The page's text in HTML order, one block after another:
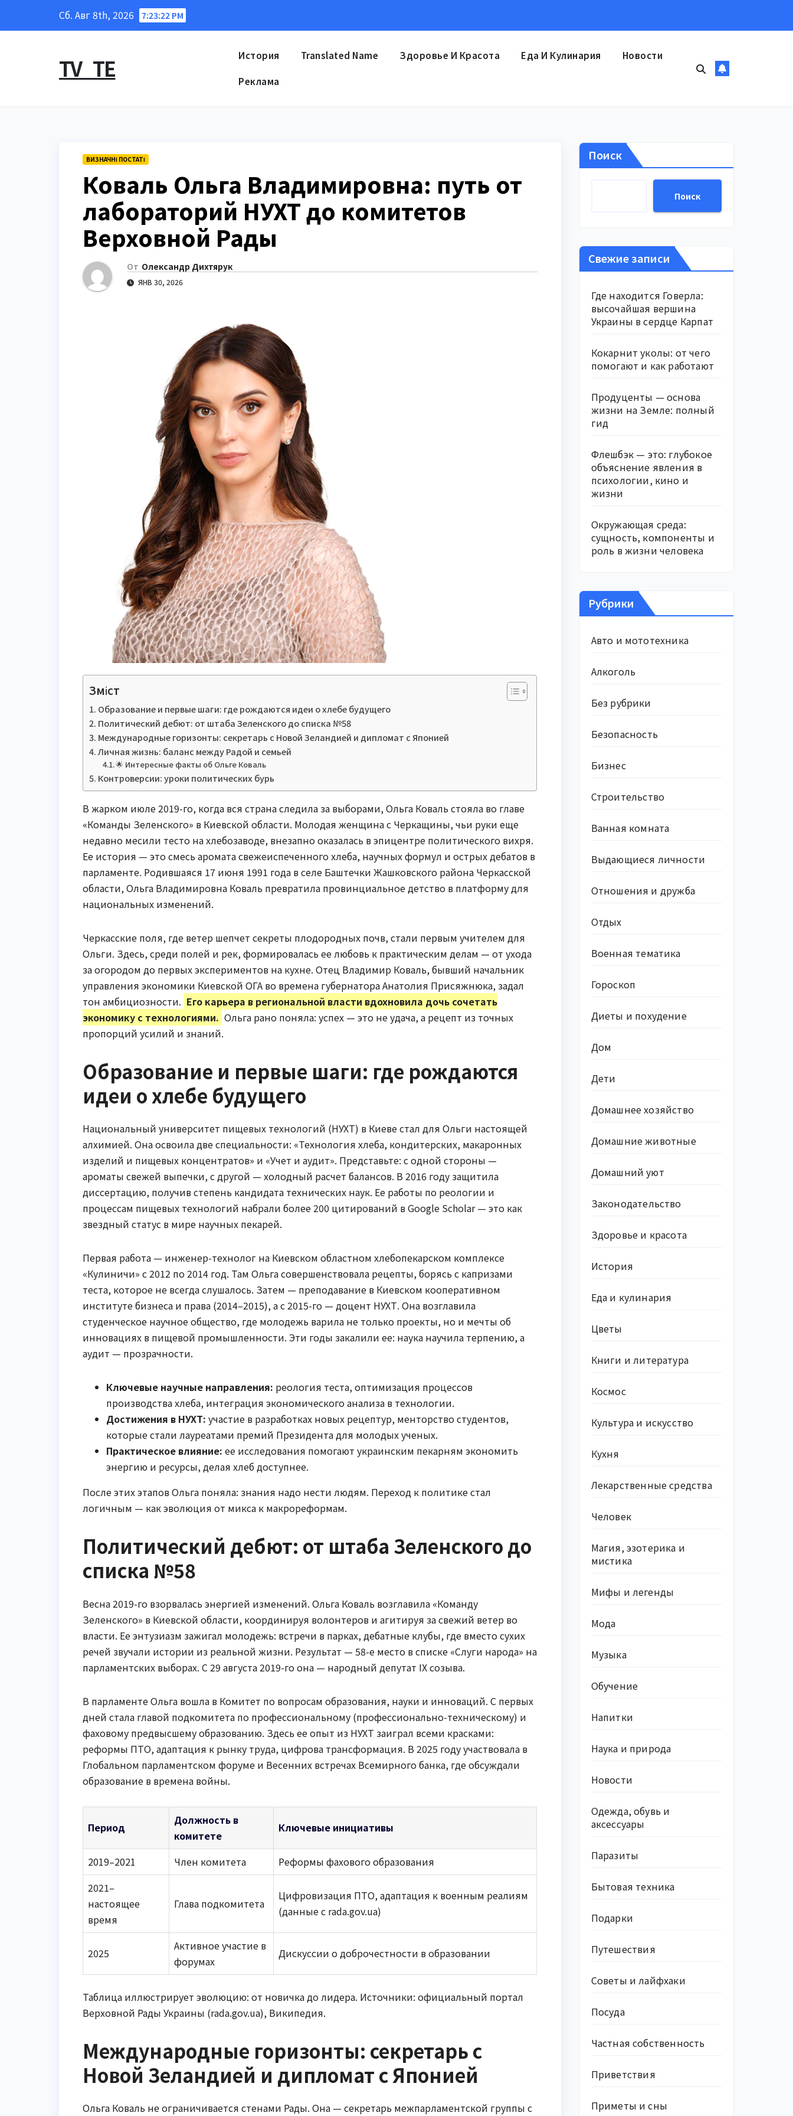
Сб. Авг 8th, 2026 7:23:23 PM
TV_TE История Translated Name Здоровье И Красота Еда И Кулинария Новости
Реклама
ВИЗНАЧНІ ПОСТАТІ
Коваль Ольга Владимировна: путь от
лабораторий НУХТ до комитетов
Верховной Рады
От Олександр Дихтярук
ЯНВ 30, 2026
Зміст
Образование и первые шаги: где рождаются идеи о хлебе будущего
Политический дебют: от штаба Зеленского до списка №58
Международные горизонты: секретарь с Новой Зеландией и дипломат с Японией
Личная жизнь: баланс между Радой и семьей
🌟 Интересные факты об Ольге Коваль
Контроверсии: уроки политических бурь
В жарком июле 2019-го, когда вся страна следила за выборами, Ольга Коваль стояла во главе
«Команды Зеленского» в Киевской области. Молодая женщина с Черкащины, чьи руки еще
недавно месили тесто на хлебозаводе, внезапно оказалась в эпицентре политического вихря.
Ее история — это смесь аромата свежеиспеченного хлеба, научных формул и острых дебатов в
парламенте. Родившаяся 17 июня 1991 года в селе Баштечки Жашковского района Черкасской
области, Ольга Владимировна Коваль превратила провинциальное детство в платформу для
национальных изменений.
Черкасские поля, где ветер шепчет секреты плодородных почв, стали первым учителем для
Ольги. Здесь, среди полей и рек, формировалась ее любовь к практическим делам — от ухода
за огородом до первых экспериментов на кухне. Отец Владимир Коваль, бывший начальник
управления экономики Киевской ОГА во времена губернатора Анатолия Присяжнюка, задал
тон амбициозности. Его карьера в региональной власти вдохновила дочь сочетать
экономику с технологиями. Ольга рано поняла: успех — это не удача, а рецепт из точных
пропорций усилий и знаний.
Образование и первые шаги: где рождаются
идеи о хлебе будущего
Национальный университет пищевых технологий (НУХТ) в Киеве стал для Ольги настоящей
алхимией. Она освоила две специальности: «Технология хлеба, кондитерских, макаронных
изделий и пищевых концентратов» и «Учет и аудит». Представьте: с одной стороны —
ароматы свежей выпечки, с другой — холодный расчет балансов. В 2016 году защитила
диссертацию, получив степень кандидата технических наук. Ее работы по реологии и
процессам пищевых технологий набрали более 200 цитирований в Google Scholar — это как
звездный статус в мире научных пекарей.
Первая работа — инженер-технолог на Киевском областном хлебопекарском комплексе
«Кулиничи» с 2012 по 2014 год. Там Ольга совершенствовала рецепты, борясь с капризами
теста, которое не всегда слушалось. Затем — преподавание в Киевском кооперативном
институте бизнеса и права (2014–2015), а с 2015-го — доцент НУХТ. Она возглавила
студенческое научное общество, где молодежь варила не только проекты, но и мечты об
инновациях в пищевой промышленности. Эти годы закалили ее: наука научила терпению, а
аудит — прозрачности.
Ключевые научные направления: реология теста, оптимизация процессов
производства хлеба, интеграция экономического анализа в технологии.
Достижения в НУХТ: участие в разработках новых рецептур, менторство студентов,
которые стали лауреатами премий Президента для молодых ученых.
Практическое влияние: ее исследования помогают украинским пекарням экономить
энергию и ресурсы, делая хлеб доступнее.
После этих этапов Ольга поняла: знания надо нести людям. Переход к политике стал
логичным — как эволюция от микса к макрореформам.
Политический дебют: от штаба Зеленского до
списка №58
Весна 2019-го взорвалась энергией изменений. Ольга Коваль возглавила «Команду
Зеленского» в Киевской области, координируя волонтеров и агитируя за свежий ветер во
власти. Ее энтузиазм зажигал молодежь: встречи в парках, дебатные клубы, где вместо сухих
речей звучали истории из реальной жизни. Результат — 58-е место в списке «Слуги народа» на
парламентских выборах. С 29 августа 2019-го она — народный депутат IX созыва.
В парламенте Ольга вошла в Комитет по вопросам образования, науки и инноваций. С первых
дней стала главой подкомитета по профессиональному (профессионально-техническому) и
фаховому предвысшему образованию. Здесь ее опыт из НУХТ заиграл всеми красками:
реформы ПТО, адаптация к рынку труда, цифрова трансформация. В 2025 году участвовала в
Глобальном парламентском форуме и Весенних встречах Всемирного банка, где обсуждали
образование в времена войны.
Период
Должность в
комитете
Ключевые инициативы
2019–2021 Член комитета
Реформы фахового образования
2021–
настоящее
время
Глава подкомитета
Цифровизация ПТО, адаптация к военным реалиям
(данные с rada.gov.ua)
2025
Активное участие в
форумах
Дискуссии о доброчестности в образовании
Таблица иллюстрирует эволюцию: от новичка до лидера. Источники: официальный портал
Верховной Рады Украины (rada.gov.ua), Википедия.
Международные горизонты: секретарь с
Новой Зеландией и дипломат с Японией
Ольга Коваль не ограничивается стенами Рады. Она — секретарь межпарламентской группы с
Поиск
Поиск
Свежие записи
Где находится Говерла:
высочайшая вершина
Украины в сердце Карпат
Кокарнит уколы: от чего
помогают и как работают
Продуценты — основа
жизни на Земле: полный
гид
Флешбэк — это: глубокое
объяснение явления в
психологии, кино и
жизни
Окружающая среда:
сущность, компоненты и
роль в жизни человека
Рубрики
Авто и мототехника
Алкоголь
Без рубрики
Безопасность
Бизнес
Строительство
Ванная комната
Выдающиеся личности
Отношения и дружба
Отдых
Военная тематика
Гороскоп
Диеты и похудение
Дом
Дети
Домашнее хозяйство
Домашние животные
Домашний уют
Законодательство
Здоровье и красота
История
Еда и кулинария
Цветы
Книги и литература
Космос
Культура и искусство
Кухня
Лекарственные средства
Человек
Магия, эзотерика и
мистика
Мифы и легенды
Мода
Музыка
Обучение
Напитки
Наука и природа
Новости
Одежда, обувь и
аксессуары
Паразиты
Бытовая техника
Подарки
Путешествия
Советы и лайфхаки
Посуда
Частная собственность
Приветствия
Приметы и сны